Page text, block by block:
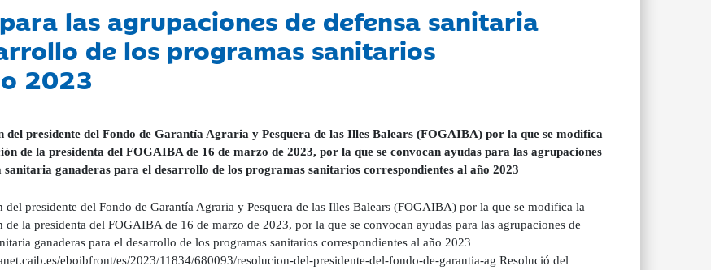
las agrupaciones de defensa sanitaria
de los programas sanitarios
2023
del presidente del Fondo de Garantía Agraria y Pesquera de las Illes Balears (FOGAIBA) por la que se modifica
de la presidenta del FOGAIBA de 16 de marzo de 2023, por la que se convocan ayudas para las agrupaciones
sanitaria ganaderas para el desarrollo de los programas sanitarios correspondientes al año 2023
del presidente del Fondo de Garantía Agraria y Pesquera de las Illes Balears (FOGAIBA) por la que se modifica la
de la presidenta del FOGAIBA de 16 de marzo de 2023, por la que se convocan ayudas para las agrupaciones de
ganaderas para el desarrollo de los programas sanitarios correspondientes al año 2023
eboibfront/es/2023/11834/680093/resolucion-del-presidente-del-fondo-de-garantia-ag Resolució del